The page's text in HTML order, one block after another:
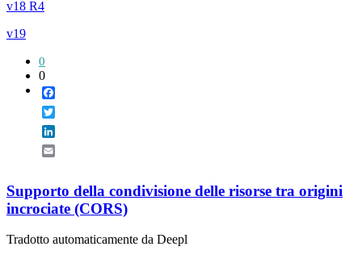
v18 R4
v19
0
0
Supporto della condivisione delle risorse tra origini
incrociate (CORS)
Tradotto automaticamente da Deepl